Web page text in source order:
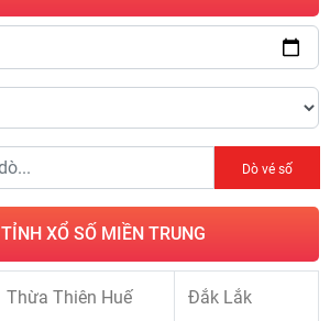
Dò vé số
XỔ SỐ MIỀN TRUNG
Thừa Thiên Huế Đắk Lắk